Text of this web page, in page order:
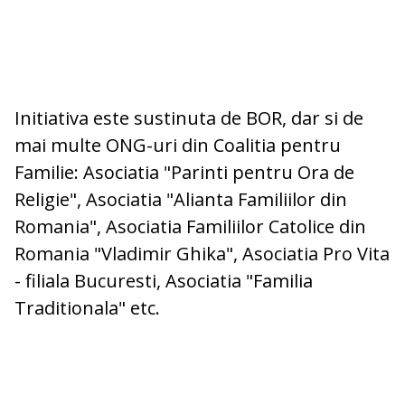
Initiativa este sustinuta de BOR, dar si de
mai multe ONG-uri din Coalitia pentru
Familie: Asociatia "Parinti pentru Ora de
Religie", Asociatia "Alianta Familiilor din
Romania", Asociatia Familiilor Catolice din
Romania "Vladimir Ghika", Asociatia Pro Vita
- filiala Bucuresti, Asociatia "Familia
Traditionala" etc.